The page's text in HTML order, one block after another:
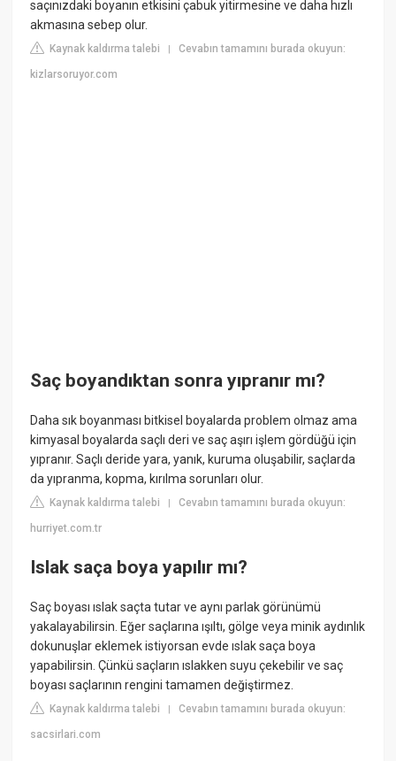
saçınızdaki boyanın etkisini çabuk yitirmesine ve daha hızlı
akmasına sebep olur.
Kaynak kaldırma talebi |Cevabın tamamını burada okuyun:
kizlarsoruyor.com
Saç boyandıktan sonra yıpranır mı?
Daha sık boyanması bitkisel boyalarda problem olmaz ama
kimyasal boyalarda saçlı deri ve saç aşırı işlem gördüğü için
yıpranır. Saçlı deride yara, yanık, kuruma oluşabilir, saçlarda
da yıpranma, kopma, kırılma sorunları olur.
Kaynak kaldırma talebi |Cevabın tamamını burada okuyun:
hurriyet.com.tr
Islak saça boya yapılır mı?
Saç boyası ıslak saçta tutar ve aynı parlak görünümü
yakalayabilirsin. Eğer saçlarına ışıltı, gölge veya minik aydınlık
dokunuşlar eklemek istiyorsan evde ıslak saça boya
yapabilirsin. Çünkü saçların ıslakken suyu çekebilir ve saç
boyası saçlarının rengini tamamen değiştirmez.
Kaynak kaldırma talebi |Cevabın tamamını burada okuyun:
sacsirlari.com